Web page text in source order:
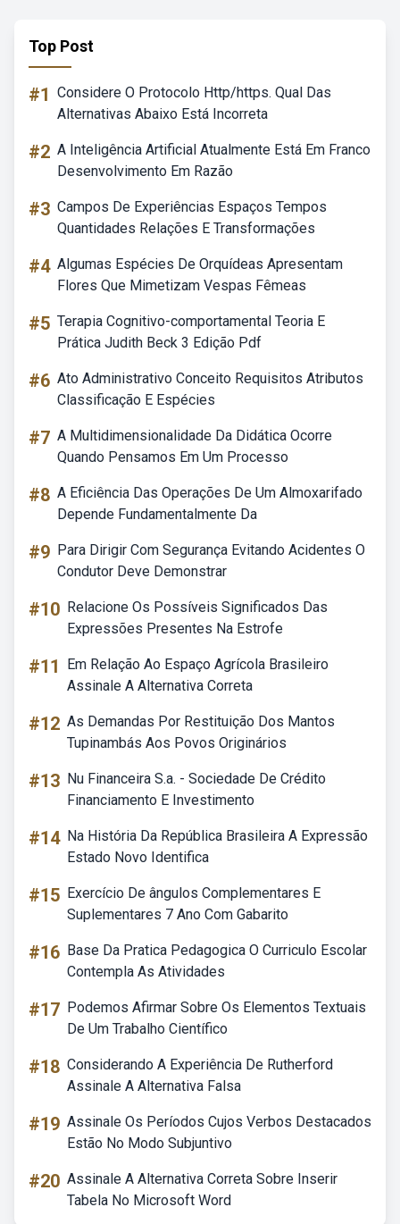
Top Post
#1 Considere O Protocolo Http/https. Qual Das
Alternativas Abaixo Está Incorreta
#2 A Inteligência Artificial Atualmente Está Em Franco
Desenvolvimento Em Razão
#3 Campos De Experiências Espaços Tempos
Quantidades Relações E Transformações
#4 Algumas Espécies De Orquídeas Apresentam
Flores Que Mimetizam Vespas Fêmeas
#5 Terapia Cognitivo-comportamental Teoria E
Prática Judith Beck 3 Edição Pdf
#6 Ato Administrativo Conceito Requisitos Atributos
Classificação E Espécies
#7 A Multidimensionalidade Da Didática Ocorre
Quando Pensamos Em Um Processo
#8 A Eficiência Das Operações De Um Almoxarifado
Depende Fundamentalmente Da
#9 Para Dirigir Com Segurança Evitando Acidentes O
Condutor Deve Demonstrar
#10 Relacione Os Possíveis Significados Das
Expressões Presentes Na Estrofe
#11
Em Relação Ao Espaço Agrícola Brasileiro
Assinale A Alternativa Correta
#12 As Demandas Por Restituição Dos Mantos
Tupinambás Aos Povos Originários
#13 Nu Financeira S.a. - Sociedade De Crédito
Financiamento E Investimento
#14 Na História Da República Brasileira A Expressão
Estado Novo Identifica
#15 Exercício De ângulos Complementares E
Suplementares 7 Ano Com Gabarito
#16 Base Da Pratica Pedagogica O Curriculo Escolar
Contempla As Atividades
#17 Podemos Afirmar Sobre Os Elementos Textuais
De Um Trabalho Científico
#18 Considerando A Experiência De Rutherford
Assinale A Alternativa Falsa
#19 Assinale Os Períodos Cujos Verbos Destacados
Estão No Modo Subjuntivo
#20 Assinale A Alternativa Correta Sobre Inserir
Tabela No Microsoft Word